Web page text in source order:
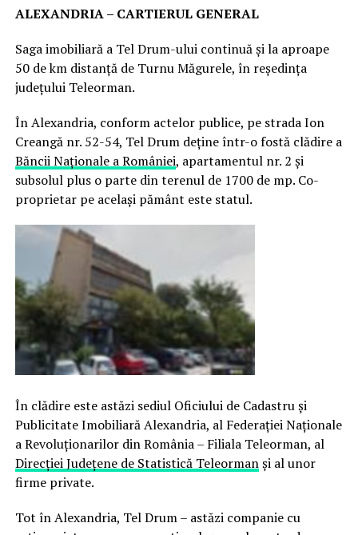
ALEXANDRIA – CARTIERUL GENERAL
Saga imobiliară a Tel Drum-ului continuă și la aproape
50 de km distanță de Turnu Măgurele, în reședința
județului Teleorman.
În Alexandria, conform actelor publice, pe strada Ion
Creangă nr. 52-54, Tel Drum deține într-o fostă clădire a
Băncii Naționale a României, apartamentul nr. 2 și
subsolul plus o parte din terenul de 1700 de mp. Co-
proprietar pe același pământ este statul.
În clădire este astăzi sediul Oficiului de Cadastru și
Publicitate Imobiliară Alexandria, al Federației Naționale
a Revoluționarilor din România – Filiala Teleorman, al
Direcției Județene de Statistică Teleormanși al unor
firme private.
Tot în Alexandria, Tel Drum – astăzi companie cu